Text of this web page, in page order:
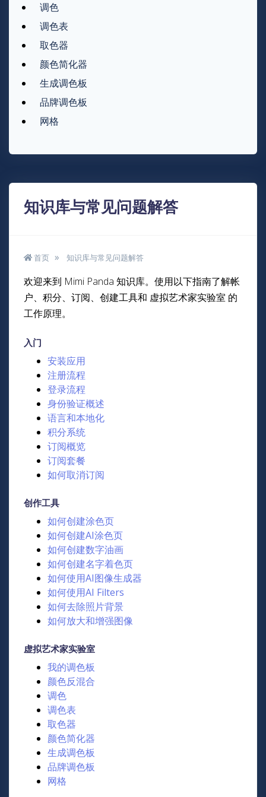
调色
调色表
取色器
颜色简化器
生成调色板
品牌调色板
网格
知识库与常见问题解答
首页 知识库与常见问题解答
欢迎来到 Mimi Panda 知识库。使用以下指南了解帐
户、积分、订阅、创建工具和 虚拟艺术家实验室 的
工作原理。
入门
安装应用
注册流程
登录流程
身份验证概述
语言和本地化
积分系统
订阅概览
订阅套餐
如何取消订阅
创作工具
如何创建涂色页
如何创建AI涂色页
如何创建数字油画
如何创建名字着色页
如何使用AI图像生成器
如何使用AI Filters
如何去除照片背景
如何放大和增强图像
虚拟艺术家实验室
我的调色板
颜色反混合
调色
调色表
取色器
颜色简化器
生成调色板
品牌调色板
网格